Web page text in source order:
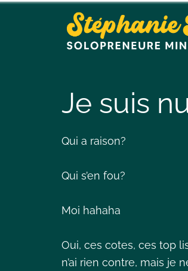
Je suis
Qui a raison?
Qui s’en fou?
Moi hahaha
Oui, ces cotes, ces top
n’ai rien contre, mais je